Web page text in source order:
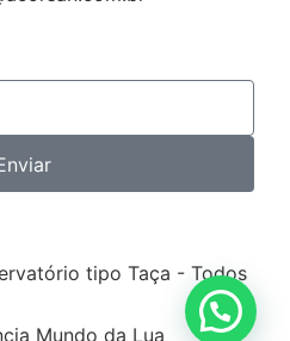
tipo Taça - Todos
Mundo da Lua